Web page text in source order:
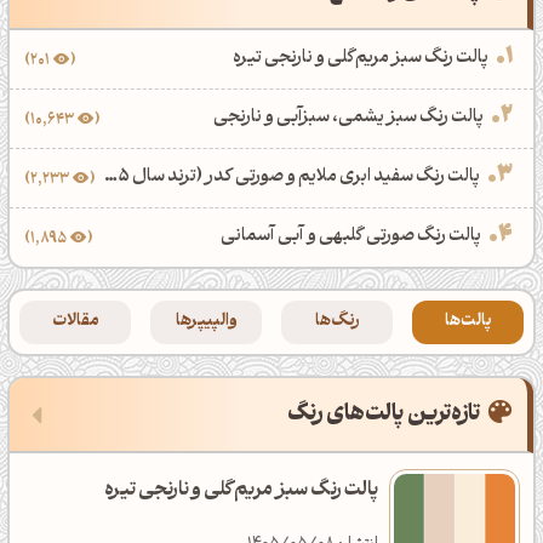
رندر رئال
رندر سورئال
ادوبی ایلوستریتور 9
سبک ماندالا
خلاقانه
پترن
ادوبی افترافکتس 8
ویدئو تایم لپس
انیمیشن خلاقانه
پالت رنگ طلایی
پالت رنگ فصل‌ها 48
پالت رنگ فصل بهار
پالت رنگ فصل پاییز
پالت رنگ فصل تابستان
پالت رنگ فصل زمستان
پالت رنگ میوه و خوراکی 39
پالت رنگ هندوانه
پالت رنگ زرشکی
والپیپر برنامه نویسی 3
والپیپر خاص 32
والپیپر میوه 2
والپیپر استوک پرچمداران 6
والپیپر ماشین و موتور 2
والپیپر بازی و انیمیشن 7
پالت رنگ سبز مریم‌گلی و نارنجی تیره
پالت رنگ سبز یشمی، سبزآبی و نارنجی
پالت رنگ سفید ابری ملایم و صورتی کدر (ترند سال 1405)
پالت رنگ صورتی گلبهی و آبی آسمانی
پالت‌ها رنگ‌ها والپیپرها مقالات
‌تازه‌ترین پالت‌های رنگ
پالت رنگ سبز مریم‌گلی و نارنجی تیره